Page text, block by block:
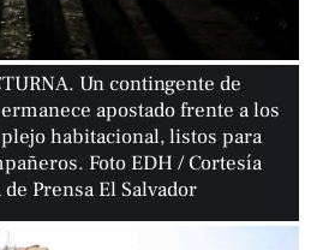
Un contingente de
apostado frente a los
habitacional, listos para
Foto EDH / Cortesía
Prensa El Salvador